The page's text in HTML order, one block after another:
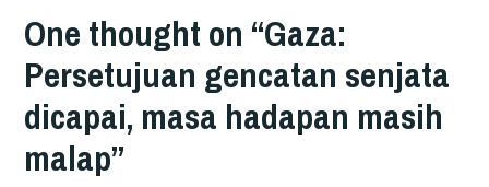
One thought on “Gaza:
Persetujuan gencatan senjata
dicapai, masa hadapan masih
malap”